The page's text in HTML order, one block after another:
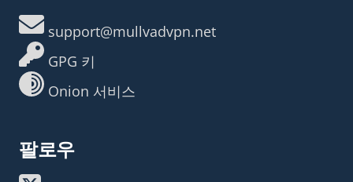
support@mullvadvpn.net
GPG 키
Onion 서비스
팔로우